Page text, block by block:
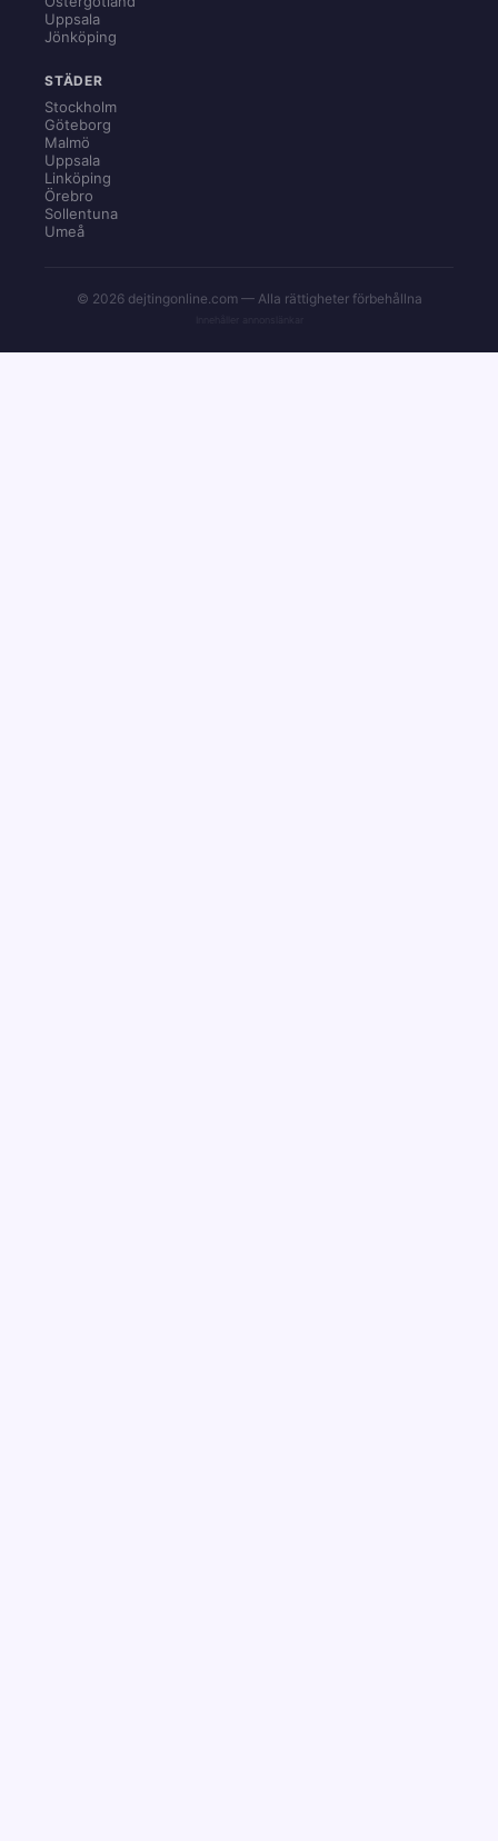
Uppsala
Jönköping
STÄDER
Stockholm
Göteborg
Malmö
Uppsala
Linköping
Örebro
Sollentuna
Umeå
© 2026 dejtingonline.com — Alla rättigheter förbehållna